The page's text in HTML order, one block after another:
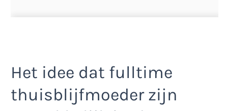
Het idee dat fulltime
thuisblijfmoeder zijn